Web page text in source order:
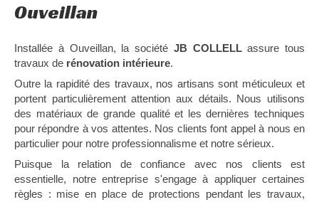
Ouveillan
Installée à Ouveillan, la société JB COLLELLassure tous
travaux de rénovation intérieure.
Outre la rapidité des travaux, nos artisans sont méticuleux et
portent particulièrement attention aux détails. Nous utilisons
des matériaux de grande qualité et les dernières techniques
pour répondre à vos attentes. Nos clients font appel à nous en
particulier pour notre professionnalisme et notre sérieux.
Puisque la relation de confiance avec nos clients est
essentielle, notre entreprise s'engage à appliquer certaines
règles : mise en place de protections pendant les travaux,